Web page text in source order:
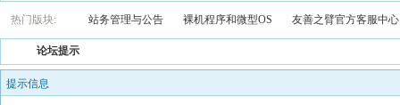
热门版块: 站务管理与公告 裸机程序和微型OS 友善之臂官方客服中心
论坛提示
提示信息